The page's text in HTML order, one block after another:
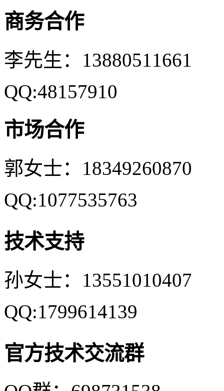
商务合作
李先生：13880511661
QQ:48157910
市场合作
郭女士：18349260870
QQ:1077535763
技术支持
孙女士：13551010407
QQ:1799614139
官方技术交流群